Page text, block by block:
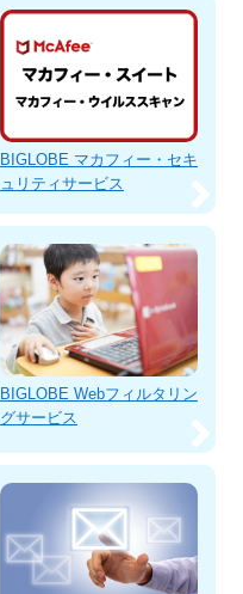
BIGLOBE マカフィー・セキ
ュリティサービス
BIGLOBE Webフィルタリン
グサービス